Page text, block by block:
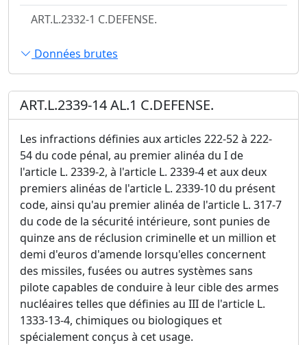
ART.L.2332-1 C.DEFENSE.
Données brutes
ART.L.2339-14 AL.1 C.DEFENSE.
Les infractions définies aux articles 222-52 à 222-
54 du code pénal, au premier alinéa du I de
l'article L. 2339-2, à l'article L. 2339-4 et aux deux
premiers alinéas de l'article L. 2339-10 du présent
code, ainsi qu'au premier alinéa de l'article L. 317-7
du code de la sécurité intérieure, sont punies de
quinze ans de réclusion criminelle et un million et
demi d'euros d'amende lorsqu'elles concernent
des missiles, fusées ou autres systèmes sans
pilote capables de conduire à leur cible des armes
nucléaires telles que définies au III de l'article L.
1333-13-4, chimiques ou biologiques et
spécialement conçus à cet usage.